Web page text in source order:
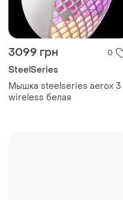
3099 грн 0
SteelSeries
Мышка steelseries aerox 3
wireless белая